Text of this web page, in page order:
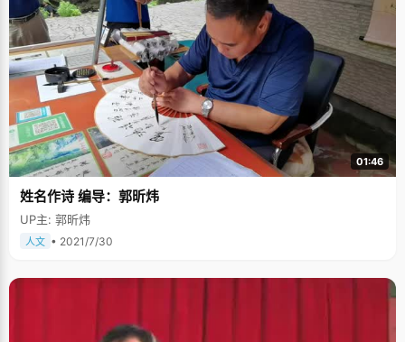
01:46
姓名作诗 编导：郭昕炜
UP主: 郭昕炜
人文 • 2021/7/30